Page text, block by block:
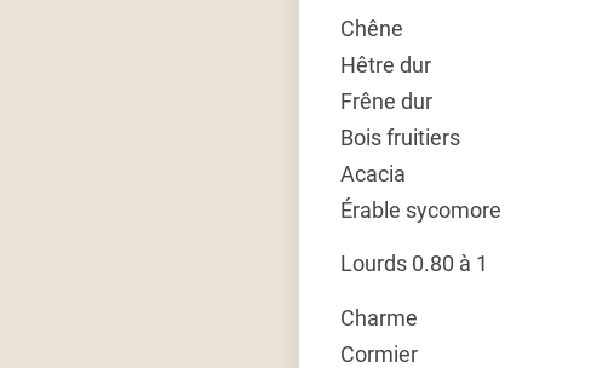
Chêne
Hêtre dur
Frêne dur
Bois fruitiers
Acacia
Érable sycomore
Lourds 0.80 à 1
Charme
Cormier